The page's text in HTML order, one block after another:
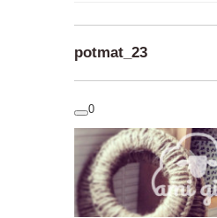
potmat_23
0